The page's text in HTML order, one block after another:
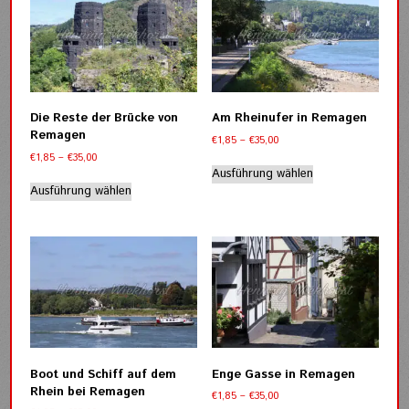
auf.
Die
Optionen
können
auf
Produktseite
auf.
Die
Optionen
können
auf
Produktseite
Die Reste der Brücke von
Remagen
€1,85 –€35,00Preisspanne:
bis
€35,00
Ausführung wählen
Dieses
Produkt
mehrere
Varianten
Die
Optionen
können
auf
Produktseite
gewählt
Am Rheinufer in Remagen
€1,85 – €35,00Preisspanne:
bis
€35,00
Ausführung wählen
Dieses
Produkt
Varianten
auf.
Die
Optionen
können
auf
der
gewählt
Boot und Schiff auf dem
Rhein bei Remagen
Enge Gasse in Remagen
€1,85 – €35,00Preisspanne: